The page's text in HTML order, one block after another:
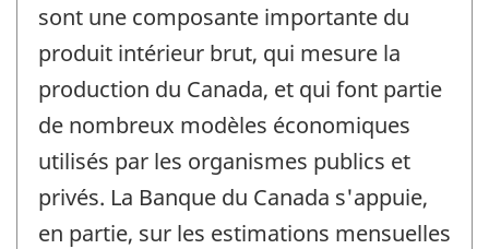
sont une composante importante du
produit intérieur brut, qui mesure la
production du Canada, et qui font partie
de nombreux modèles économiques
utilisés par les organismes publics et
privés. La Banque du Canada s'appuie,
en partie, sur les estimations mensuelles